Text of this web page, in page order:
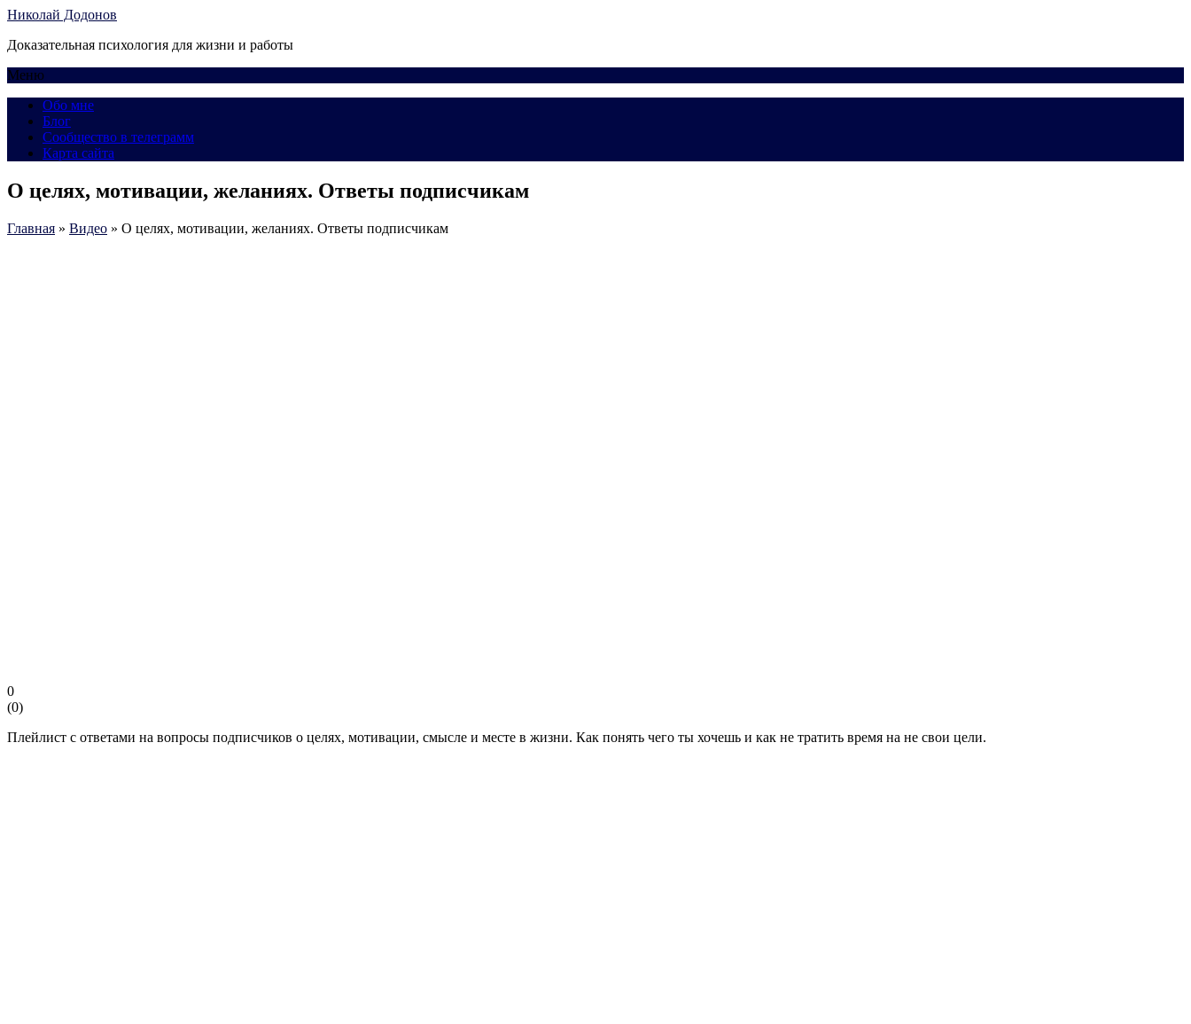
Николай Додонов
Доказательная психология для жизни и работы
Меню
Обо мне
Блог
Сообщество в телеграмм
Карта сайта
О целях, мотивации, желаниях. Ответы подписчикам
Главная » Видео » О целях, мотивации, желаниях. Ответы подписчикам
0
(0)
Плейлист с ответами на вопросы подписчиков о целях, мотивации, смысле и месте в жизни. Как понять чего ты хочешь и как не тратить время на не свои цели.